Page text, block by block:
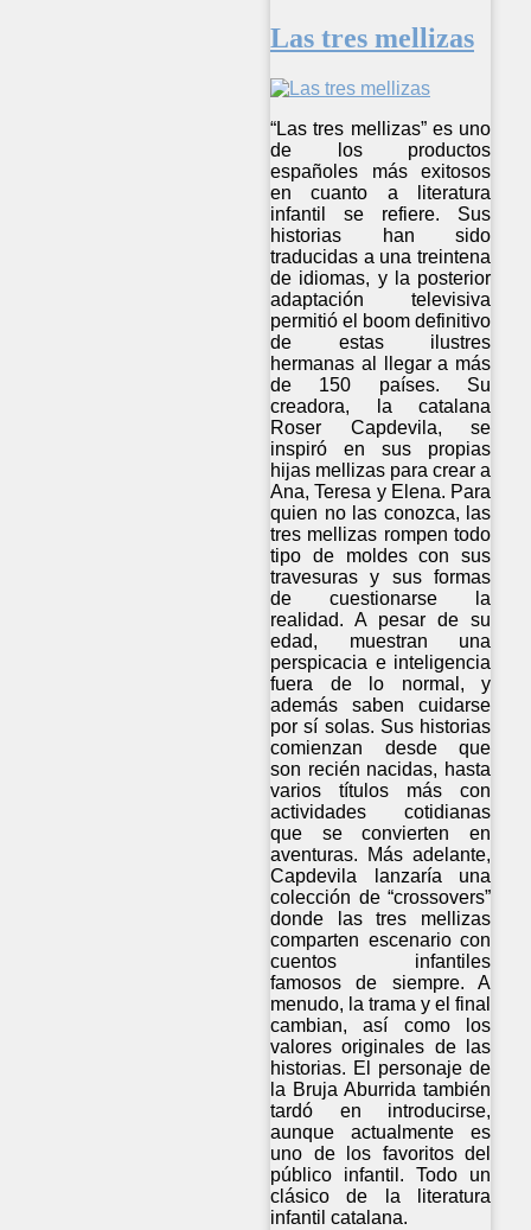
Las tres mellizas
“Las tres mellizas” es uno
de los productos
españoles más exitosos
en cuanto a literatura
infantil se refiere. Sus
historias han sido
traducidas a una treintena
de idiomas, y la posterior
adaptación televisiva
permitió el boom definitivo
de estas ilustres
hermanas al llegar a más
de 150 países. Su
creadora, la catalana
Roser Capdevila, se
inspiró en sus propias
hijas mellizas para crear a
Ana, Teresa y Elena. Para
quien no las conozca, las
tres mellizas rompen todo
tipo de moldes con sus
travesuras y sus formas
de cuestionarse la
realidad. A pesar de su
edad, muestran una
perspicacia e inteligencia
fuera de lo normal, y
además saben cuidarse
por sí solas. Sus historias
comienzan desde que
son recién nacidas, hasta
varios títulos más con
actividades cotidianas
que se convierten en
aventuras. Más adelante,
Capdevila lanzaría una
colección de “crossovers”
donde las tres mellizas
comparten escenario con
cuentos infantiles
famosos de siempre. A
menudo, la trama y el final
cambian, así como los
valores originales de las
historias. El personaje de
la Bruja Aburrida también
tardó en introducirse,
aunque actualmente es
uno de los favoritos del
público infantil. Todo un
clásico de la literatura
infantil catalana.